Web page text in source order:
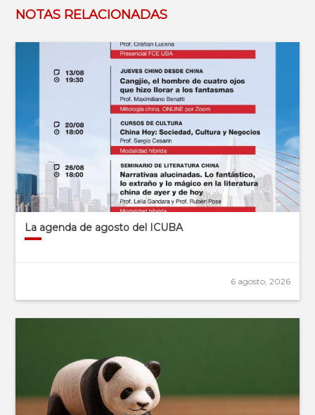
NOTAS RELACIONADAS
La agenda de agosto del ICUBA
6 agosto, 2026